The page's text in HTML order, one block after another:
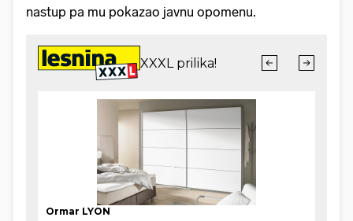
nastup pa mu pokazao javnu opomenu.